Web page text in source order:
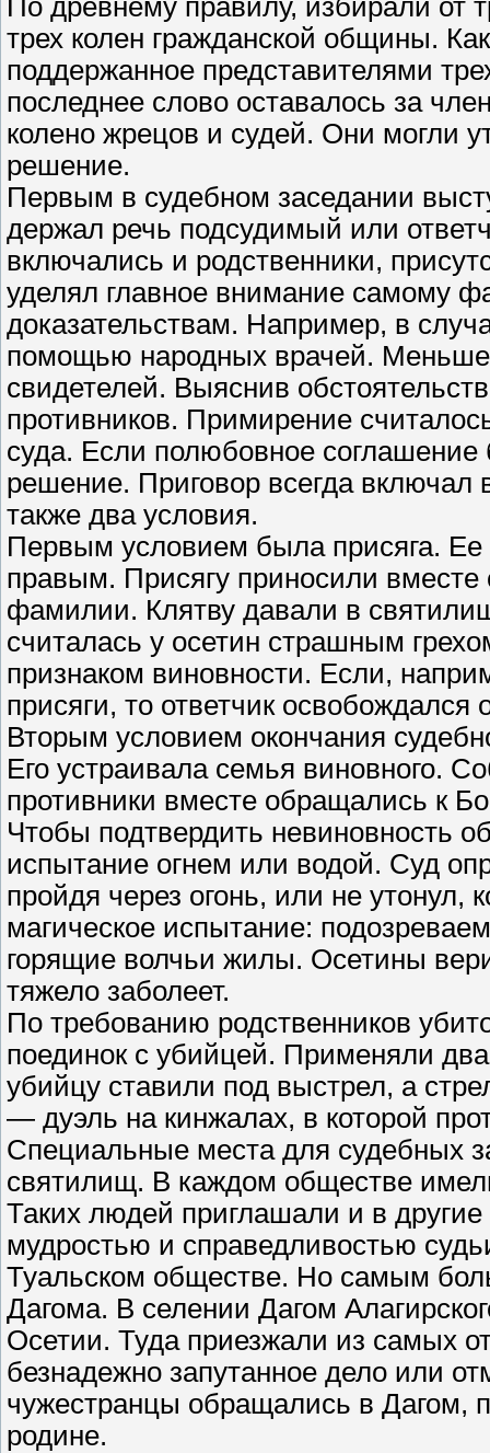
По древнему правилу, избирали
трех колен гражданской общины.
поддержанное представителями
последнее слово оставалось за
колено жрецов и судей. Они могли
решение.
Первым в судебном заседании
держал речь подсудимый или
включались и родственники,
уделял главное внимание самому
доказательствам. Например, в
помощью народных врачей. Меньше
свидетелей. Выяснив
противников. Примирение
суда. Если полюбовное
решение. Приговор всегда
также два условия.
Первым условием была присяга. Ее
правым. Присягу приносили
фамилии. Клятву давали в
считалась у осетин страшным
признаком виновности. Если,
присяги, то ответчик освобождался
Вторым условием окончания
Его устраивала семья виновного.
противники вместе обращались к
Чтобы подтвердить невиновность
испытание огнем или водой. Суд
пройдя через огонь, или не утонул,
магическое испытание:
горящие волчьи жилы. Осетины
тяжело заболеет.
По требованию родственников
поединок с убийцей. Применяли
убийцу ставили под выстрел, а
— дуэль на кинжалах, в которой
Специальные места для судебных
святилищ. В каждом обществе
Таких людей приглашали и в
мудростью и справедливостью
Туальском обществе. Но самым
Дагома. В селении Дагом
Осетии. Туда приезжали из самых
безнадежно запутанное дело или
чужестранцы обращались в Дагом,
родине.